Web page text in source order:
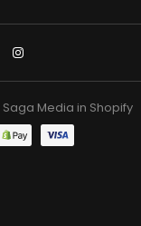
Saga Media in Shopify